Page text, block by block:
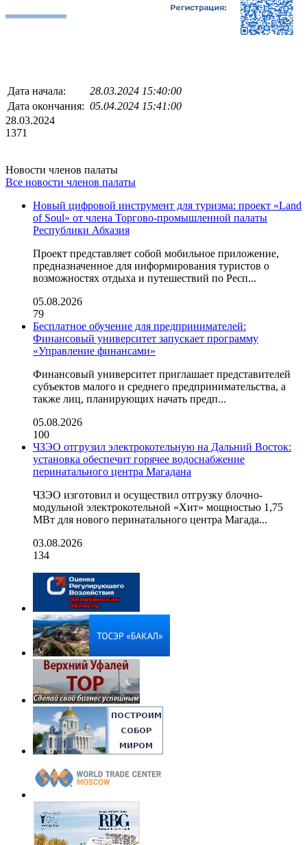
Дата начала:
28.03.2024 15:40:00
Дата окончания: 05.04.2024 15:41:00
28.03.2024
1371
Новости членов палаты
Все новости членов палаты
Новый цифровой инструмент для туризма: проект «Land
of Soul» от члена Торгово-промышленной палаты
Республики Абхазия
Проект представляет собой мобильное приложение,
предназначенное для информирования туристов о
возможностях отдыха и путешествий по Респ...
05.08.2026
79
Бесплатное обучение для предпринимателей:
Финансовый университет запускает программу
«Управление финансами»
Финансовый университет приглашает представителей
субъектов малого и среднего предпринимательства, а
также лиц, планирующих начать предп...
05.08.2026
100
ЧЗЭО отгрузил электрокотельную на Дальний Восток:
установка обеспечит горячее водоснабжение
перинатального центра Магадана
ЧЗЭО изготовил и осуществил отгрузку блочно-
модульной электрокотельной «Хит» мощностью 1,75
МВт для нового перинатального центра Магада...
03.08.2026
134